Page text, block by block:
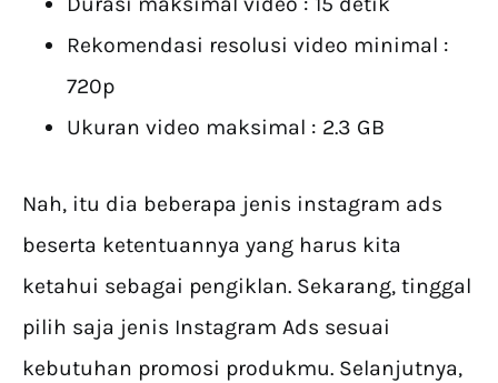
Rekomendasi resolusi video minimal :
720p
Ukuran video maksimal : 2.3 GB
Nah, itu dia beberapa jenis instagram ads
beserta ketentuannya yang harus kita
ketahui sebagai pengiklan. Sekarang, tinggal
pilih saja jenis Instagram Ads sesuai
kebutuhan promosi produkmu. Selanjutnya,